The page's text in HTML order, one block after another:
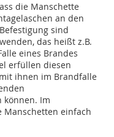
die Manschette
an den
sind
das heißt z.B.
eines Brandes
erfüllen diesen
ihnen im Brandfalle
können. Im
Manschetten einfach